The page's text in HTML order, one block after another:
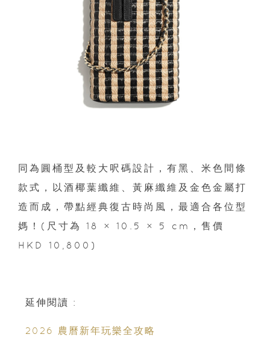
同為圓桶型及較大呎碼設計，有黑、米色間條
款式，以酒椰葉纖維、黃麻纖維及金色金屬打
造而成，帶點經典復古時尚風，最適合各位型
媽！(尺寸為 18 × 10.5 × 5 cm，售價
HKD 10,800)
延伸閱讀 :
2026 農曆新年玩樂全攻略